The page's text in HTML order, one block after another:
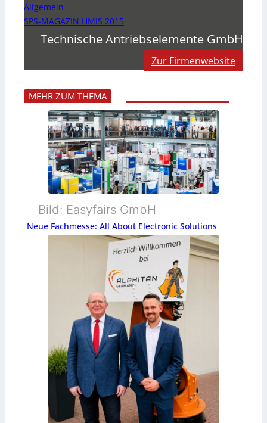
Allgemein
SPS-MAGAZIN HMIS 2015
Technische Antriebselemente GmbH
Zur Firmenwebsite
MEHR ZUM THEMA
Bild: Easyfairs GmbH
Neue Fachmesse: All About Electronic Solutions